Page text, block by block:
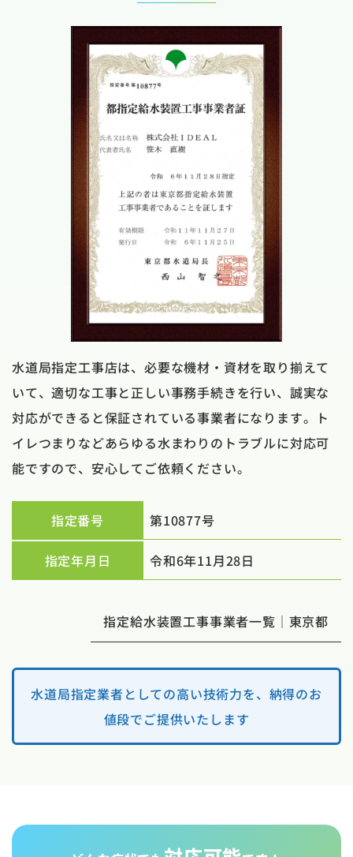
水道局指定工事店は、必要な機材・資材を取り揃えて
いて、適切な工事と正しい事務手続きを行い、誠実な
対応ができると保証されている事業者になります。ト
イレつまりなどあらゆる水まわりのトラブルに対応可
能ですので、安心してご依頼ください。
指定番号 第10877号
指定年月日 令和6年11月28日
指定給水装置工事事業者一覧｜東京都
水道局指定業者としての高い技術力を、納得のお
値段でご提供いたします